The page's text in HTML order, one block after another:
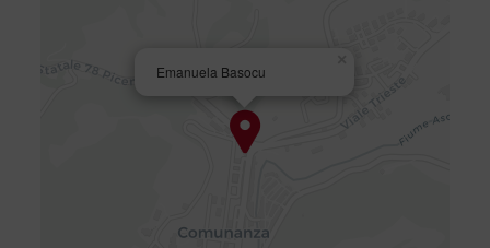
Emanuela Basocu